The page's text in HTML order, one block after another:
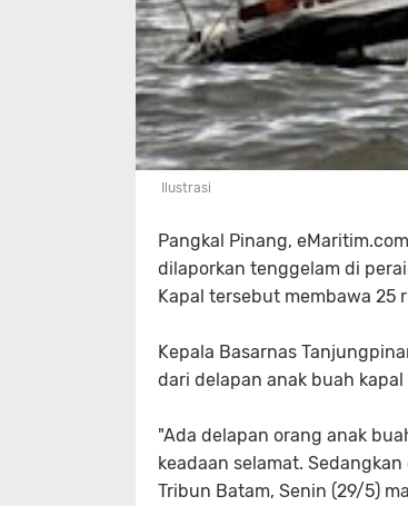
Ilustrasi
Pangkal Pinang, eMaritim.com
dilaporkan tenggelam di
Kapal tersebut membawa 25
Kepala Basarnas
dari delapan anak buah
"Ada delapan orang anak
keadaan selamat.
Tribun Batam, Senin (29/5)